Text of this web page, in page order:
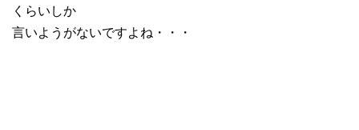
くらいしか
言いようがないですよね・・・